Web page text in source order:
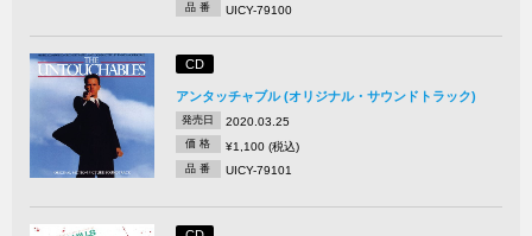
品 番 UICY-79100
CD
アンタッチャブル (オリジナル・サウンドトラック)
発売日 2020.03.25
価 格 ¥1,100 (税込)
品 番 UICY-79101